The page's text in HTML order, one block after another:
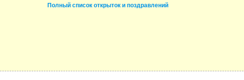
Полный список открыток и поздравлений